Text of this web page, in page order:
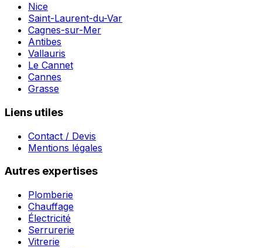
Nice
Saint-Laurent-du-Var
Cagnes-sur-Mer
Antibes
Vallauris
Le Cannet
Cannes
Grasse
Liens utiles
Contact / Devis
Mentions légales
Autres expertises
Plomberie
Chauffage
Électricité
Serrurerie
Vitrerie